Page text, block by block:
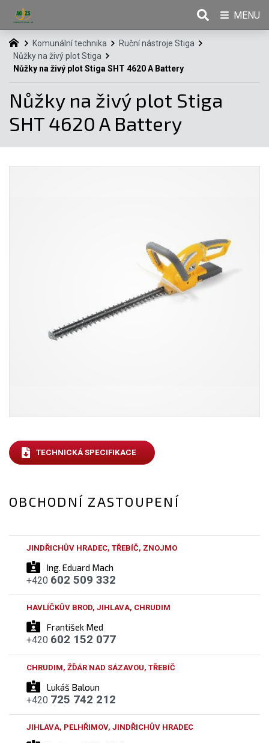
Komunální technika
Ruční nástroje Stiga
Nůžky na živý plot Stiga
Nůžky na živý plot Stiga SHT 4620 A Battery
Nůžky na živý plot Stiga
SHT 4620 A Battery
TECHNICKÁ SPECIFIKACE
OBCHODNÍ ZASTOUPENÍ
Ing. Eduard Mach
JINDŘICHŮV HRADEC, TŘEBÍČ, ZNOJMO
+420 602 509 332
František Med
HAVLÍČKŮV BROD, JIHLAVA, CHRUDIM
+420 602 152 077
Lukáš Baloun
CHRUDIM, ŽĎÁR NAD SÁZAVOU, TŘEBÍČ
+420 725 742 212
JIHLAVA, PELHŘIMOV, JINDŘICHŮV HRADEC
MENU